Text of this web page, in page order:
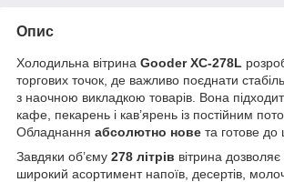
Опис
Холодильна вітрина Gooder XC-278L
торгових точок, де важливо поєднати
з наочною викладкою товарів. Вона
кафе, пекарень і кав’ярень із постійним
Обладнання абсолютно нове та готове до
Завдяки об’єму 278 літрів вітрина дозволяє
широкий асортимент напоїв, десертів,